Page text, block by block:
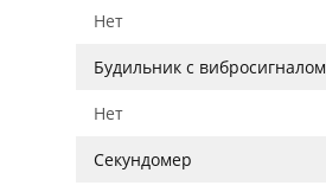
Нет
Будильник с вибросигналом
Нет
Секундомер